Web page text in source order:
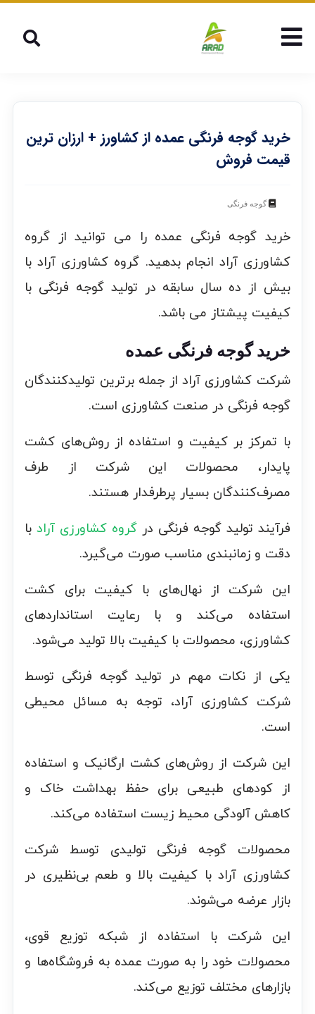
خرید گوجه فرنگی عمده از کشاورز + ارزان ترین
قیمت فروش
گوجه فرنگی
خرید گوجه فرنگی عمده را می توانید از گروه
کشاورزی آراد انجام بدهید. گروه کشاورزی آراد با
بیش از ده سال سابقه در تولید گوجه فرنگی با
کیفیت پیشتاز می باشد.
خرید گوجه فرنگی عمده
شرکت کشاورزی آراد از جمله برترین تولیدکنندگان
گوجه فرنگی در صنعت کشاورزی است.
با تمرکز بر کیفیت و استفاده از روش‌های کشت
پایدار، محصولات این شرکت از طرف
مصرف‌کنندگان بسیار پرطرفدار هستند.
فرآیند تولید گوجه فرنگی در گروه کشاورزی آرادبا
دقت و زمانبندی مناسب صورت می‌گیرد.
این شرکت از نهال‌های با کیفیت برای کشت
استفاده می‌کند و با رعایت استانداردهای
کشاورزی، محصولات با کیفیت بالا تولید می‌شود.
یکی از نکات مهم در تولید گوجه فرنگی توسط
شرکت کشاورزی آراد، توجه به مسائل محیطی
است.
این شرکت از روش‌های کشت ارگانیک و استفاده
از کودهای طبیعی برای حفظ بهداشت خاک و
کاهش آلودگی محیط زیست استفاده می‌کند.
محصولات گوجه فرنگی تولیدی توسط شرکت
کشاورزی آراد با کیفیت بالا و طعم بی‌نظیری در
بازار عرضه می‌شوند.
این شرکت با استفاده از شبکه توزیع قوی،
محصولات خود را به صورت عمده به فروشگاه‌ها و
بازارهای مختلف توزیع می‌کند.